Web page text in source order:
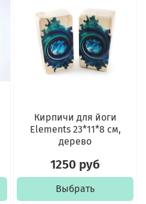
Кирпичи для йоги
Elements 23*11*8 см,
дерево
1250 руб
Выбрать